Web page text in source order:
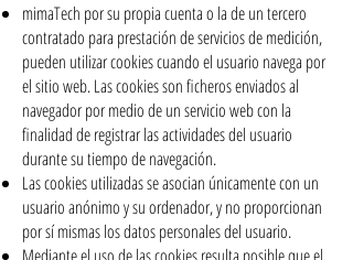
mimaTech por su propia cuenta o la de un tercero
contratado para prestación de servicios de medición,
pueden utilizar cookies cuando el usuario navega por
el sitio web. Las cookies son ficheros enviados al
navegador por medio de un servicio web con la
finalidad de registrar las actividades del usuario
durante su tiempo de navegación.
Las cookies utilizadas se asocian únicamente con un
usuario anónimo y su ordenador, y no proporcionan
por sí mismas los datos personales del usuario.